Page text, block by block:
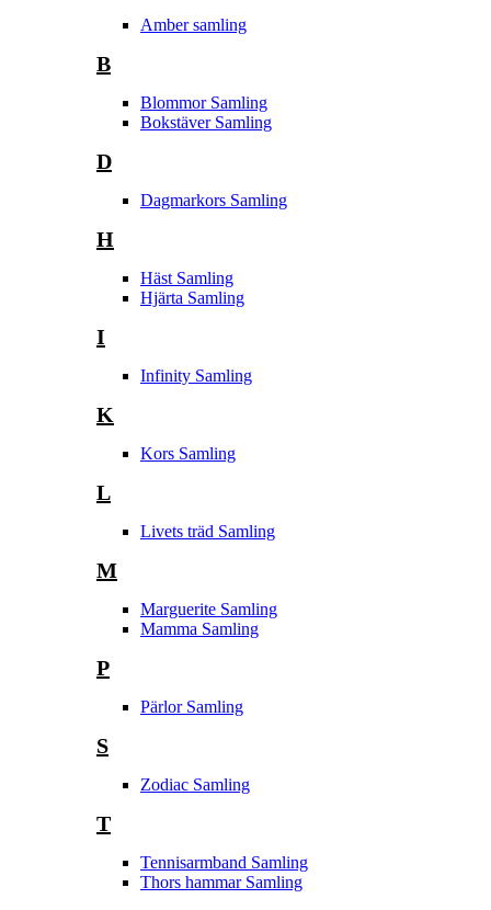
Amber samling
B
Blommor Samling
Bokstäver Samling
D
Dagmarkors Samling
H
Häst Samling
Hjärta Samling
I
Infinity Samling
K
Kors Samling
L
Livets träd Samling
M
Marguerite Samling
Mamma Samling
P
Pärlor Samling
S
Zodiac Samling
T
Tennisarmband Samling
Thors hammar Samling